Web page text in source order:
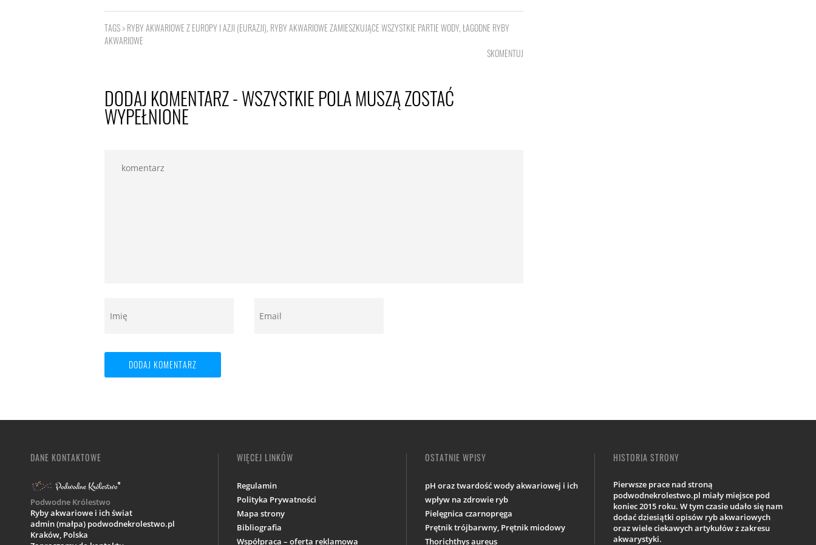
TAGS >RYBY AKWARIOWE Z EUROPY I AZJI (EURAZJI), RYBY AKWARIOWE ZAMIESZKUJĄCE WSZYSTKIE PARTIE WODY,ŁAGODNE RYBY
AKWARIOWE
SKOMENTUJ
DODAJ KOMENTARZ - WSZYSTKIE POLA MUSZĄ ZOSTAĆ
WYPEŁNIONE
DANE KONTAKTOWE
Podwodne Królestwo
Ryby akwariowe i ich świat
admin (małpa) podwodnekrolestwo.pl
Kraków, Polska
WIĘCEJ LINKÓW
Regulamin
Polityka Prywatności
Mapa strony
Bibliografia
Współpraca – oferta reklamowa
OSTATNIE WPISY
pH oraz twardość wody akwariowej i ich
wpływ na zdrowie ryb
Pielęgnica czarnopręga
Prętnik trójbarwny, Prętnik miodowy
Thorichthys aureus
HISTORIA STRONY
Pierwsze prace nad stroną
podwodnekrolestwo.pl miały miejsce pod
koniec 2015 roku. W tym czasie udało się nam
dodać dziesiątki opisów ryb akwariowych
oraz wiele ciekawych artykułów z zakresu
akwarystyki.